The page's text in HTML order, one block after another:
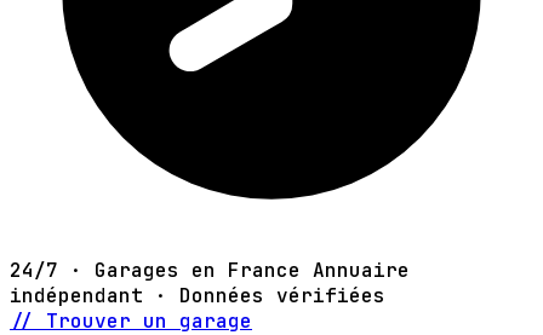
24/7 · Garages en France Annuaire
indépendant · Données vérifiées
// Trouver un garage